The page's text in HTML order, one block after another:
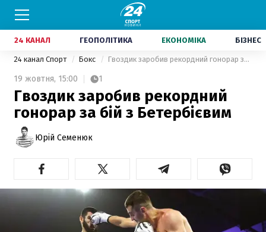
24 КАНАЛ ГЕОПОЛІТИКА ЕКОНОМІКА БІЗНЕС
24 канал Спорт Бокс Гвоздик заробив рекордний гонорар за бій з Бетербієвим
19 жовтня, 15:00 1
Гвоздик заробив рекордний
гонорар за бій з Бетербієвим
Юрій Семенюк